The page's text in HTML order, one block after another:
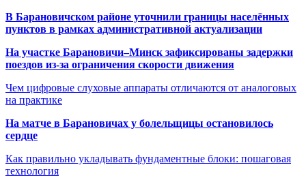
В Барановичском районе уточнили границы населённых
пунктов в рамках административной актуализации
На участке Барановичи–Минск зафиксированы задержки
поездов из-за ограничения скорости движения
Чем цифровые слуховые аппараты отличаются от аналоговых
на практике
На матче в Барановичах у болельщицы остановилось
сердце
Как правильно укладывать фундаментные блоки: пошаговая
технология